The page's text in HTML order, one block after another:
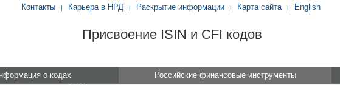
Контакты | Карьера в НРД | Раскрытие информации | Карта сайта | English
Присвоение ISIN и CFI кодов
о кодах Российские финансовые инструменты